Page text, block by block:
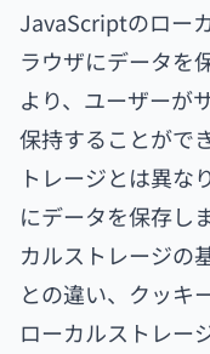
JavaScriptのロー
ラウザにデータを
より、ユーザーが
保持することがで
トレージとは異な
にデータを保存しま
カルストレージの
との違い、クッキ
ローカルストレー